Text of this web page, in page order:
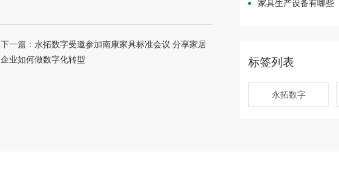
下一篇： 永拓数字受邀参加南康家具标准会议 分享家居
企业如何做数字化转型
家具生产设备有哪些
标签列表
永拓数字